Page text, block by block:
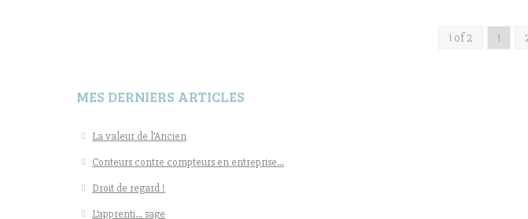
1 of 2 1
MES DERNIERS ARTICLES
La valeur de l’Ancien
Conteurs contre compteurs en entreprise…
Droit de regard !
L’apprenti… sage